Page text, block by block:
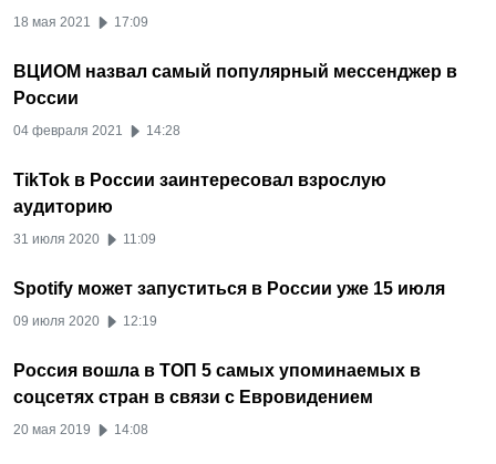
18 мая 2021 17:09
ВЦИОМ назвал самый популярный мессенджер в
России
04 февраля 2021 14:28
TikTok в России заинтересовал взрослую
аудиторию
31 июля 2020 11:09
Spotify может запуститься в России уже 15 июля
09 июля 2020 12:19
Россия вошла в ТОП 5 самых упоминаемых в
соцсетях стран в связи с Евровидением
20 мая 2019 14:08